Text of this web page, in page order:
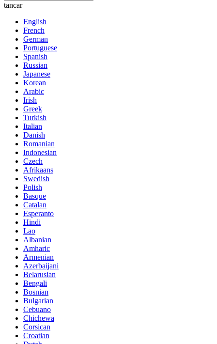
tancar
English
French
German
Portuguese
Spanish
Russian
Japanese
Korean
Arabic
Irish
Greek
Turkish
Italian
Danish
Romanian
Indonesian
Czech
Afrikaans
Swedish
Polish
Basque
Catalan
Esperanto
Hindi
Lao
Albanian
Amharic
Armenian
Azerbaijani
Belarusian
Bengali
Bosnian
Bulgarian
Cebuano
Chichewa
Corsican
Croatian